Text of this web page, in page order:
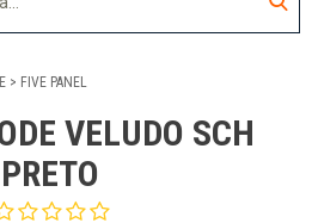
FIVE PANEL
VELUDO SCH
PRETO